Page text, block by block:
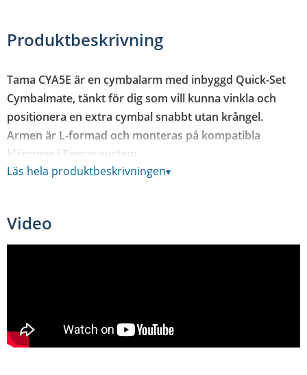
Produktbeskrivning
Tama CYA5E är en cymbalarm med inbyggd Quick-Set
Cymbalmate, tänkt för dig som vill kunna vinkla och
positionera en extra cymbal snabbt utan krångel.
Armen är L-formad och monteras på kompatibla
klämmor i Tamas system.
Quick-Set-mekanismen gör det enkelt att låsa cymbalens
justera. Praktiskt om du bygger upp ett set med flera
effektcymbaler eller stackar och ofta behöver finjustera
och vill utöka med ytterligare en cymbalposition.
Läs hela produktbeskrivningen▾
Video